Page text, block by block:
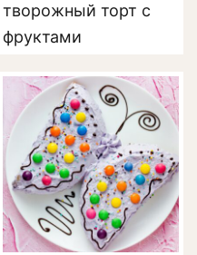
творожный торт с
фруктами